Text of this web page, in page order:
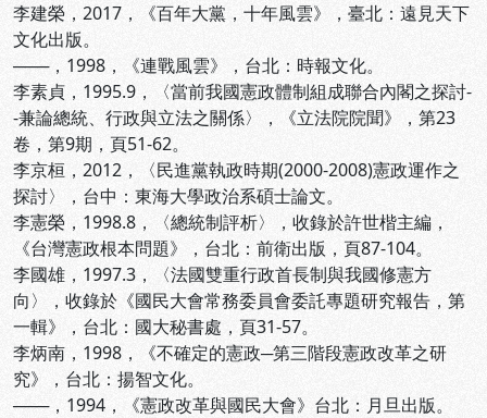
李建榮，2017，《百年大黨，十年風雲》，臺北：遠見天下
文化出版。
───，1998，《連戰風雲》，台北：時報文化。
李素貞，1995.9，〈當前我國憲政體制組成聯合內閣之探討-
-兼論總統、行政與立法之關係〉，《立法院院聞》，第23
卷，第9期，頁51-62。
李京桓，2012，〈民進黨執政時期(2000-2008)憲政運作之
探討〉，台中：東海大學政治系碩士論文。
李憲榮，1998.8，〈總統制評析〉，收錄於許世楷主編，
《台灣憲政根本問題》，台北：前衛出版，頁87-104。
李國雄，1997.3，〈法國雙重行政首長制與我國修憲方
向〉，收錄於《國民大會常務委員會委託專題研究報告，第
一輯》，台北：國大秘書處，頁31-57。
李炳南，1998，《不確定的憲政─第三階段憲政改革之研
究》，台北：揚智文化。
───，1994，《憲政改革與國民大會》台北：月旦出版。